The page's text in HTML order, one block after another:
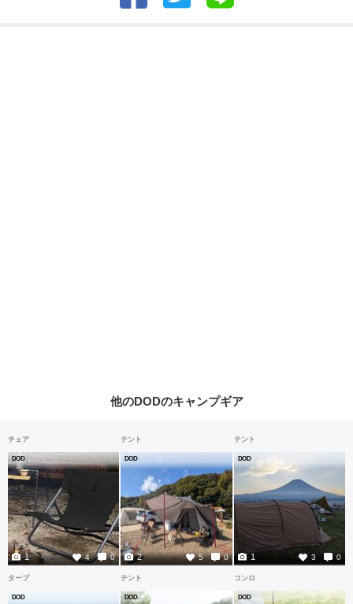
他のDODのキャンプギア
チェア
DOD
4 0
1
テント
DOD
5 0
2
テント
DOD
3 0
1
タープ
DOD
テント
DOD
コンロ
DOD